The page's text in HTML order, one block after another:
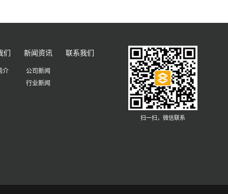
们
介
新闻资讯
公司新闻
行业新闻
联系我们
扫一扫，微信联系